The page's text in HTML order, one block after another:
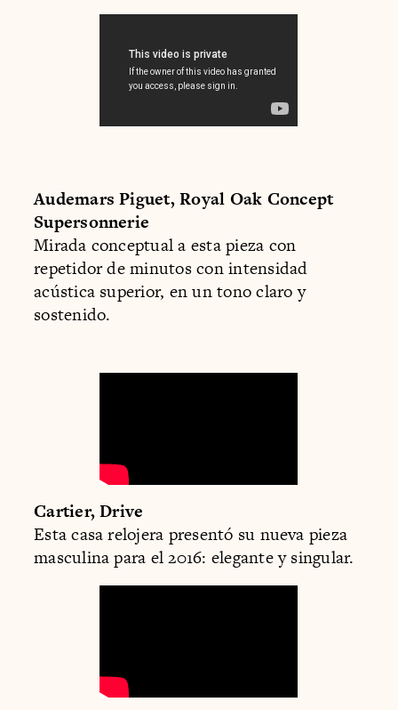
Audemars Piguet, Royal Oak Concept
Supersonnerie
Mirada conceptual a esta pieza con
repetidor de minutos con intensidad
acústica superior, en un tono claro y
sostenido.
Cartier, Drive
Esta casa relojera presentó su nueva pieza
masculina para el 2016: elegante y singular.